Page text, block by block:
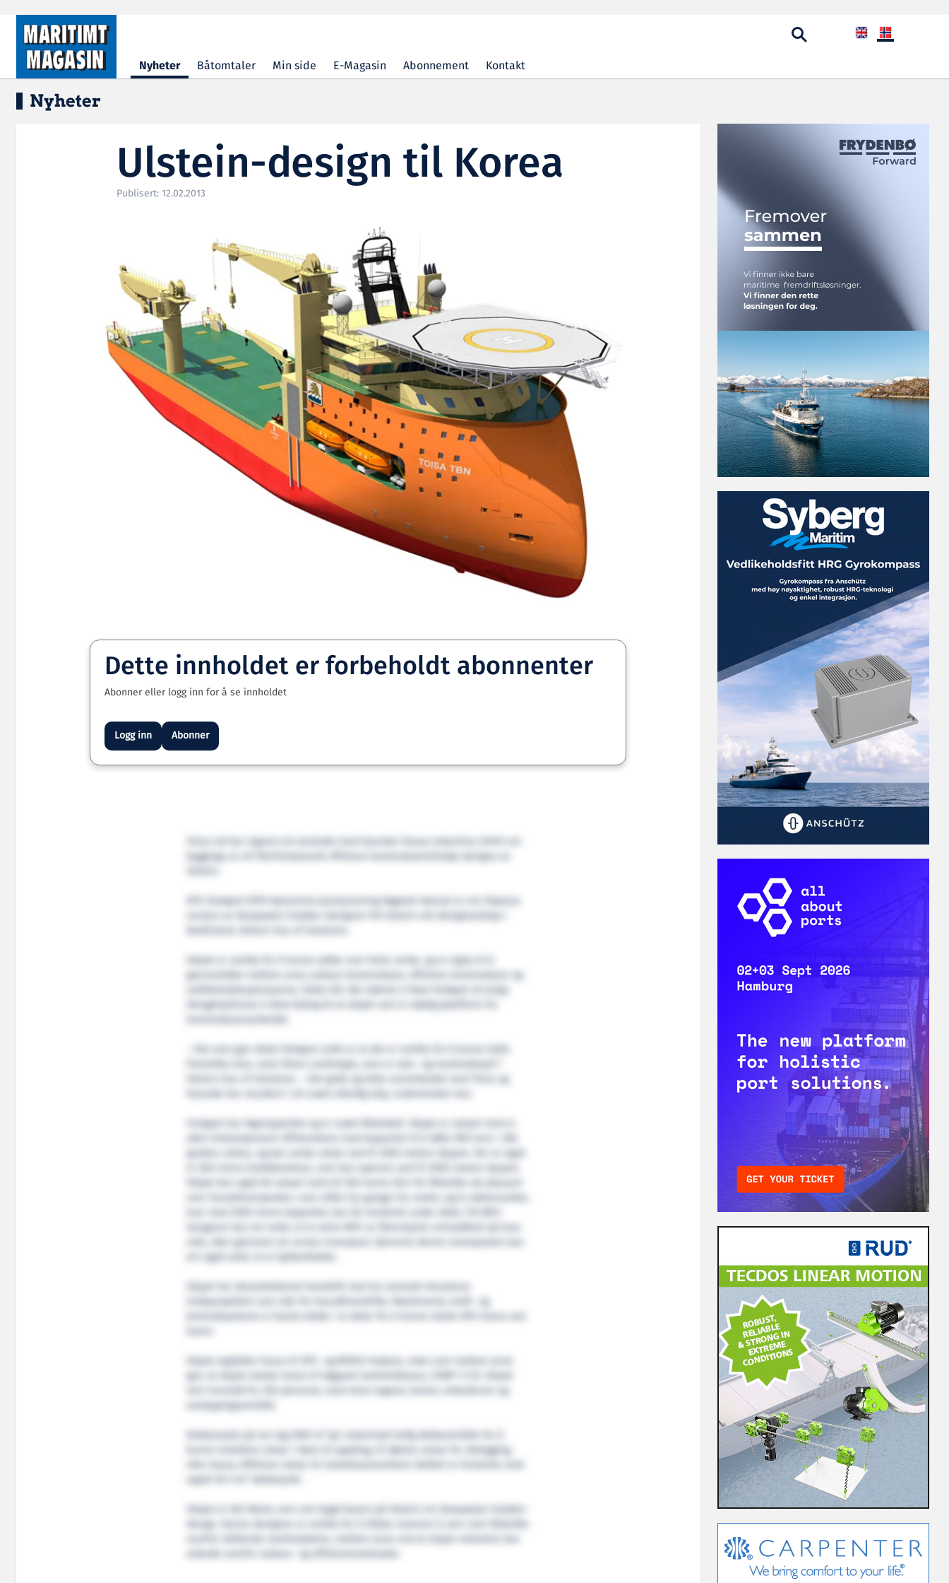
Hopp til hovedinnhold
Nyheter Båtomtaler Min side E-Magasin Abonnement Kontakt
Nyheter
Ulstein-design til Korea
Publisert: 12.02.2013
Dette innholdet er forbeholdt abonnenter
Abonner eller logg inn for å se innholdet
Logg inn Abonner
Toisa Ltd har signert ein kontrakt med Hyundai Heavy Industries (HHI) om
bygginga av eit fleirfunksjonelt offshore konstruksjonsfartøy designa av
DP3-fartøyet (DP3=dynamisk posisjonering høgaste klasse) er ein tilpassa
versjon av Deepwater Enabler-designen frå Ulstein sitt designselskap i
Skipet er utvikla for å kunne jobbe over heile verda, og er eigna til å
gjennomføre mellom anna subsea-konstruksjon, offshore-konstruksjon og
vedlikehaldsoperasjonar. Dette blir det største X-Bow-fartøyet så langt.
Skroglinjeforma X-Bow bidreg til at skipet vert ei stødig plattform for
– Det som gjer dette fartøyet unikt er at det er utvikla for å kunne takle
framtidas krav, seier Bram Lambregts, som er sals- og marknadssjef i
Ulstein Sea of Solutions. – Det gode og tette samarbeidet med Toisa og
Fartøyet har høg kapasitet og er svært fleksibelt. Skipet er utstyrt med ei
aktiv hivkompensert offshorekran med kapasitet til å løfte 900 tonn i 360
graders radius, og kan senke utstyr ned til 3500 meters djupne. Der er også
ei 200-tonns knekkbomkran, som kan operere ned til 2000 meters djupne.
Skipet kan også bli utstyrt med eit 550-tonns tårn for fleksible rør plassert
over hovudmoonpoolen, som måler 8,4 gongar 8,4 meter, og to rørkarusellar,
kvar med 2500-tonns kapasitet, kan bli monterte under dekk. Frå ROV-
hangaren kan ein sette ut to store ROV-ar (fjernstyrte miniubåtar) på kvar
ein også sette ut ei dykkarklokke.
Skipet har dieselelektrisk framdrift med tre azimuth-thrusterar
(sidepropellar) som står for hovudframdrifta. Maskineriet, kraft- og
Skipet oppfyller krava til SPS- og MODU-kodane, noko som mellom anna
gjer at skipet stettar krava til høgaste komfortklasse, COMF-V (3). Skipet
vert innreidd for 250 personar, med store lugarar, kontor, arbeidsrom og
avslappingsområde.
Dekkarealet på om lag 2900 m
gir maksimalt ledig dekksområde for å
kunne installere utstyr i høve til oppdrag, til dømes utstyr for rørlegging,
opptil 50 t/m
Skipet er det første som vert bygd basert på Ulstein sin Deepwater Enabler-
design. Denne designen er utvikla for å tillate reiarane å vere meir fleksible
overfor skiftande marknadskrav, mellom anna ved at skipet vekselvis kan